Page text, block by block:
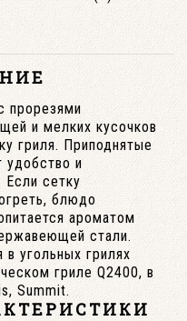
прорезями
и мелких кусочков
гриля. Приподнятые
удобство и
Если сетку
блюдо
ароматом
стали.
в угольных грилях
гриле Q2400, в
Summit.